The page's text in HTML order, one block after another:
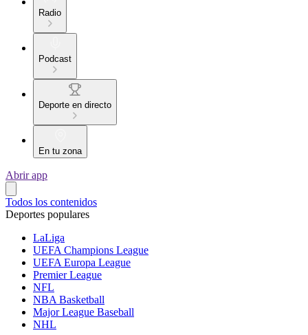
Radio
Podcast
Deporte en directo
En tu zona
Abrir app
Todos los contenidos
Deportes populares
LaLiga
UEFA Champions League
UEFA Europa League
Premier League
NFL
NBA Basketball
Major League Baseball
NHL